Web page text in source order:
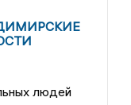
людей